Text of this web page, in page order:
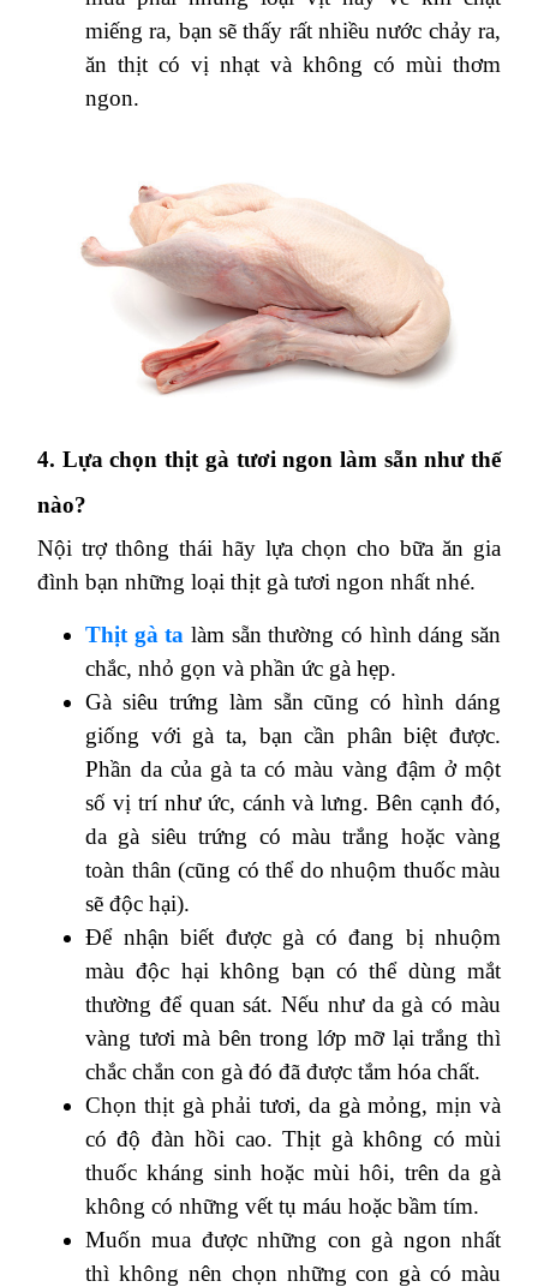
miếng ra, bạn sẽ thấy rất nhiều nước chảy ra,
ăn thịt có vị nhạt và không có mùi thơm
ngon.
4. Lựa chọn thịt gà tươi ngon làm sẵn như thế
nào?
Nội trợ thông thái hãy lựa chọn cho bữa ăn gia
đình bạn những loại thịt gà tươi ngon nhất nhé.
Thịt gà ta làm sẵn thường có hình dáng săn
chắc, nhỏ gọn và phần ức gà hẹp.
Gà siêu trứng làm sẵn cũng có hình dáng
giống với gà ta, bạn cần phân biệt được.
Phần da của gà ta có màu vàng đậm ở một
số vị trí như ức, cánh và lưng. Bên cạnh đó,
da gà siêu trứng có màu trắng hoặc vàng
toàn thân (cũng có thể do nhuộm thuốc màu
sẽ độc hại).
Để nhận biết được gà có đang bị nhuộm
màu độc hại không bạn có thể dùng mắt
thường để quan sát. Nếu như da gà có màu
vàng tươi mà bên trong lớp mỡ lại trắng thì
chắc chắn con gà đó đã được tắm hóa chất.
Chọn thịt gà phải tươi, da gà mỏng, mịn và
có độ đàn hồi cao. Thịt gà không có mùi
thuốc kháng sinh hoặc mùi hôi, trên da gà
không có những vết tụ máu hoặc bầm tím.
Muốn mua được những con gà ngon nhất
thì không nên chọn những con gà có màu